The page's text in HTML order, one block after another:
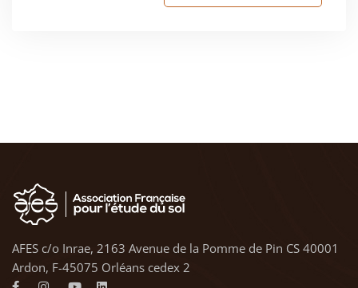
AFES c/o Inrae, 2163 Avenue de la Pomme de Pin CS 40001
Ardon, F-45075 Orléans cedex 2